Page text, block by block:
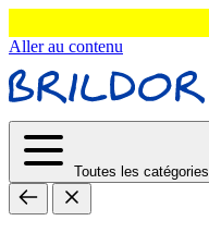
Aller au contenu
Toutes les catégories